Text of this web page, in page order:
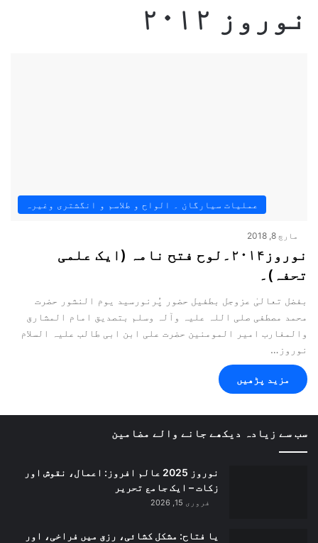
نوروز ۲۰۱۲
عملیات سیارگان ۔ الواح و طلاسم و انگشتری وغیرہ
مارچ 8, 2018
نوروز۲۰۱۴۔لوح فتح نامہ (ایک علمی
تحفہ)۔
بفضل تعالیٰ عزوجل بطفیل حضور پُرنورسید یوم النشور حضرت
محمد مصطفی صلی اللہ علیہ وآلہ وسلم بتصدیق امام المشارق
والمغارب امیر المومنین حضرت علی ابن ابی طالب علیہ السلام
نوروز…
مزید پڑھیں
سب سے زیادہ دیکھے جانے والے مضامین
نوروز 2025 عالم افروز: اعمال، نقوش اور
زکات – ایک جامع تحریر
فروری 15, 2026
یا فتاح: مشکل کشائی، رزق میں فراخی، اور